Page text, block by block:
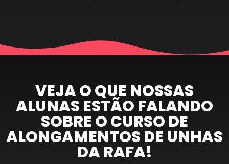
VEJA O QUE NOSSAS
ALUNAS ESTÃO FALANDO
SOBRE O CURSO DE
ALONGAMENTOS DE UNHAS
DA RAFA!